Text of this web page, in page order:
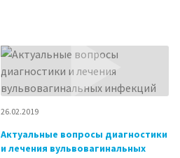
26.02.2019
Актуальные вопросы диагностики
и лечения вульвовагинальных